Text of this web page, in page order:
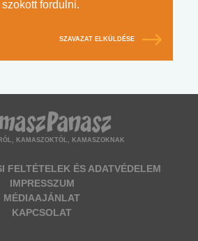
fordulni.
SZAVAZAT ELKÜLDÉSE
KAMASZOKTÓL, KAMASZOKNAK
FELTÉTELEK ÉS ADATVÉDELEM
IMPRESSZUM
MÉDIAAJÁNLAT
KAPCSOLAT